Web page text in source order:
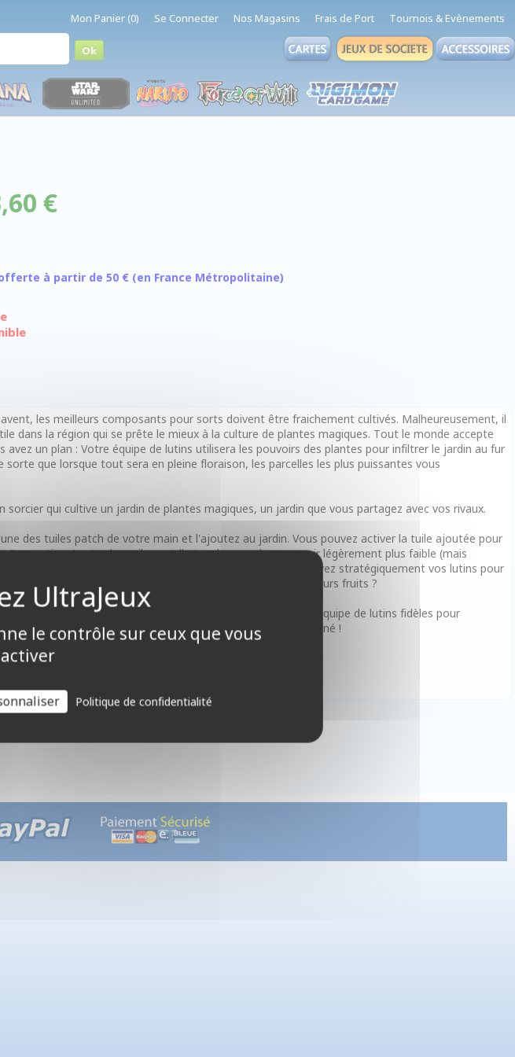
Mon Panier (0) Se Connecter Nos Magasins Frais de Port Tournois & Evènements
€
à partir de 50 € (en France Métropolitaine)
les meilleurs composants pour sorts doivent être fraichement cultivés. Malheureusement, il
dans la région qui se prête le mieux à la culture de plantes magiques. Tout le monde accepte
avez un plan : Votre équipe de lutins utilisera les pouvoirs des plantes pour infiltrer le jardin au fur
sorte que lorsque tout sera en pleine floraison, les parcelles les plus puissantes vous
sorcier qui cultive un jardin de plantes magiques, un jardin que vous partagez avec vos rivaux.
des tuiles patch de votre main et l'ajoutez au jardin. Vous pouvez activer la tuile ajoutée pour
ou activer toutes les tuiles qu'elle touche pour leur pouvoir légèrement plus faible (mais
Au fur et à mesure que les champs s'étendent, vous déployez stratégiquement vos lutins pour
fantastique. Vos talents d'horticulteur magique porteront-ils leurs fruits ?
récoltez des pierres précieuses magiques et déployez votre équipe de lutins fidèles pour
les champs les plus précieux lorsque le jardin sera terminé !
partie
le contrôle sur ceux que vous
Politique de confidentialité